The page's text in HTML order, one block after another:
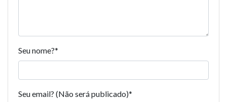
Seu nome?*
Seu email? (Não será publicado)*